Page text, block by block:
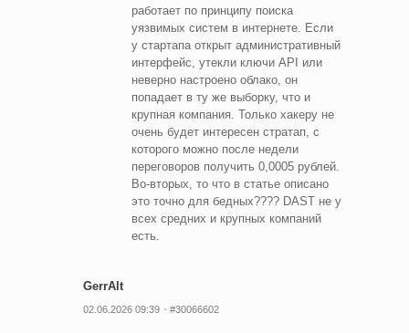
работает по принципу поиска
уязвимых систем в интернете. Если
у стартапа открыт административный
интерфейс, утекли ключи API или
неверно настроено облако, он
попадает в ту же выборку, что и
крупная компания. Только хакеру не
очень будет интересен стратап, с
которого можно после недели
переговоров получить 0,0005 рублей.
Во-вторых, то что в статье описано
это точно для бедных???? DAST не у
всех средних и крупных компаний
есть.
GerrAlt
02.06.2026 09:39 #30066602